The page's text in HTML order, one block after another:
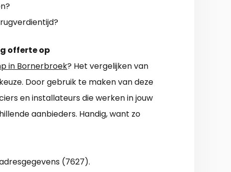
offerte op
in Bornerbroek? Het vergelijken van
Door gebruik te maken van deze
en installateurs die werken in jouw
aanbieders. Handig, want zo
(7627).